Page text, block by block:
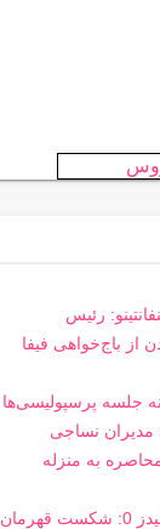
رئیس
از باج‌خواهی فیفا
جلسه پرسپولیسی‌ها
مدیران نساجی
محاصره به منزله
پرسپولیس 1 – پیرامیدز 0: شکست قهرمان